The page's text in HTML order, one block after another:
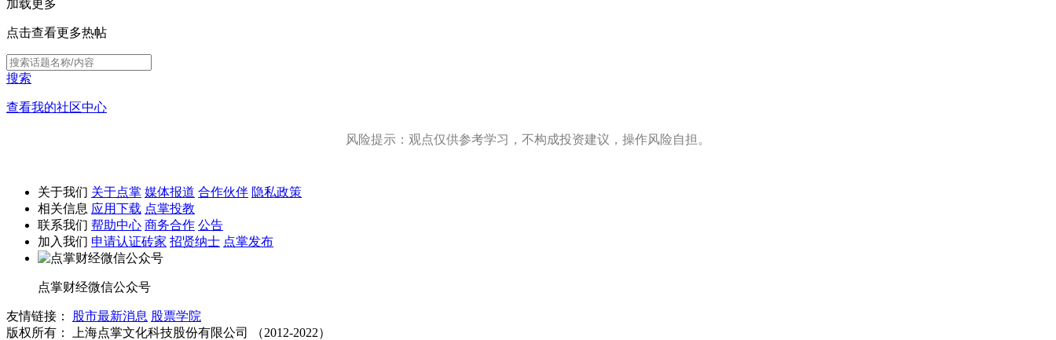
加载更多
点击查看更多热帖
搜索
查看我的社区中心
风险提示：观点仅供参考学习，不构成投资建议，操作风险自担。
关于我们 关于点掌 媒体报道 合作伙伴 隐私政策
相关信息 应用下载 点掌投教
联系我们 帮助中心 商务合作 公告
加入我们 申请认证砖家 招贤纳士 点掌发布
点掌财经微信公众号
友情链接： 股市最新消息 股票学院
版权所有：
上海点掌文化科技股份有限公司 （2012-2022）